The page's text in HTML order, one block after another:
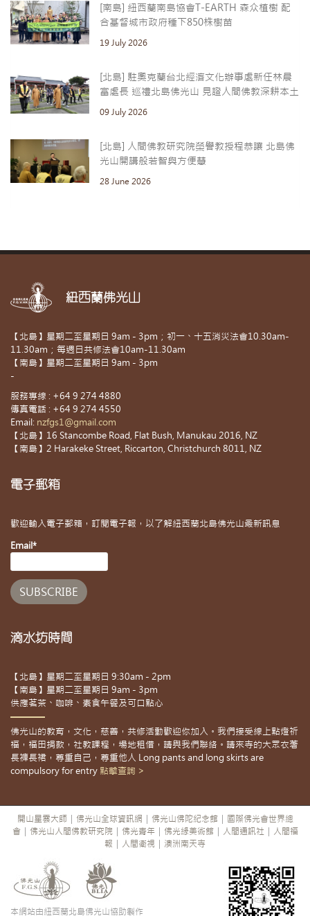
[南島] 紐西蘭南島協會T-EARTH 森众植樹 配
合基督城市政府種下850株樹苗
19 July 2026
[北島] 駐奧克蘭台北經濟文化辦事處新任林晨
富處長 巡禮北島佛光山 見證人間佛教深耕本土
09 July 2026
[北島] 人間佛教研究院榮譽教授程恭讓 北島佛
光山開講般若智與方便慧
28 June 2026
紐西蘭佛光山
【北島】星期二至星期日 9am - 3pm；初一、十五消災法會10.30am-
11.30am；每週日共修法會10am-11.30am
【南島】星期二至星期日 9am - 3pm
-
服務專線 : +64 9 274 4880
傳真電話 : +64 9 274 4550
Email: nzfgs1@gmail.com
【北島】16 Stancombe Road, Flat Bush, Manukau 2016, NZ
【南島】2 Harakeke Street, Riccarton, Christchurch 8011, NZ
電子郵箱
歡迎輸入電子郵箱，訂閱電子報，以了解紐西蘭北島佛光山最新訊息
Email*
滴水坊時間
【北島】星期二至星期日 9:30am - 2pm
【南島】星期二至星期日 9am - 3pm
供應茗茶、咖啡、素食午餐及可口點心
佛光山的教育，文化，慈善，共修活動歡迎你加入。我們接受線上點燈祈
福，福田捐款，社教課程，場地租借，請與我們聯絡。請來寺的大眾衣著
長褲長裙，尊重自己，尊重他人 Long pants and long skirts are
compulsory for entry 點擊查詢 >
開山星雲大師 佛光山全球資訊網 佛光山佛陀紀念館
國際佛光會世界總
會
佛光山人間佛教研究院 佛光青年 佛光緣美術館 人間通訊社
人間福
報
人間衛視 澳洲南天寺
本網站由紐西蘭北島佛光山協助製作